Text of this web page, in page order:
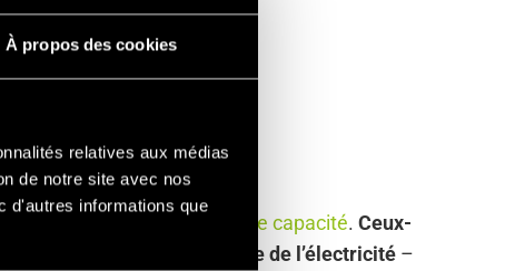
À propos des cookies
relatives aux médias
de notre site avec nos
d'autres informations que
des certificats de garantie de capacité. Ceux-
la capacité de produire de l’électricité –